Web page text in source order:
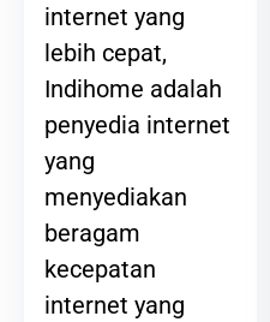
internet yang
lebih cepat,
Indihome adalah
penyedia internet
yang
menyediakan
beragam
kecepatan
internet yang